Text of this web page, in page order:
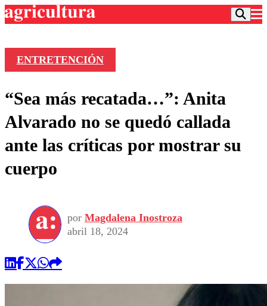
Frecuencias
Agricultura TV
Deportes
Colo Colo
Torneo Internacional
Torneo Nacional
Entretención
Internacional
Nacional
Programas
Comercial
ENTRETENCIÓN
“Sea más recatada…”: Anita
Alvarado no se quedó callada
ante las críticas por mostrar su
cuerpo
por Magdalena Inostroza
abril 18, 2024